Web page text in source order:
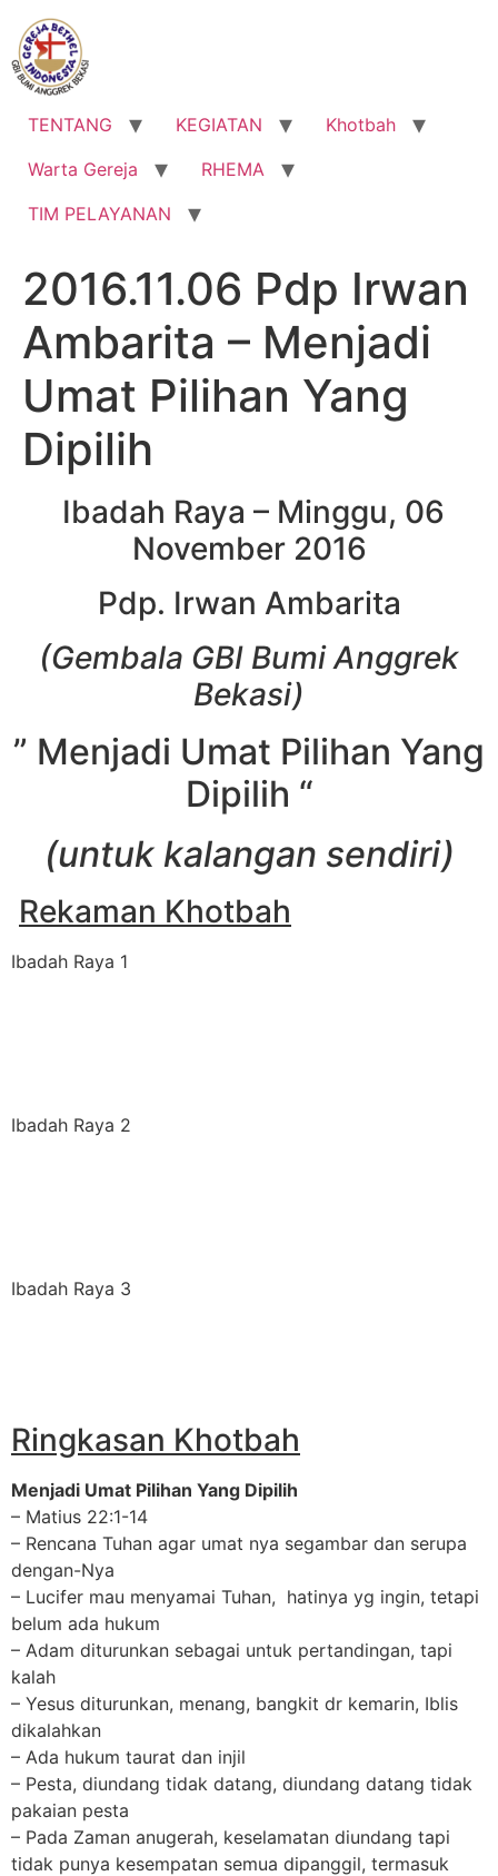
Lewati
konten
TENTANG KEGIATAN
Khotbah
Warta Gereja
RHEMA
TIM PELAYANAN
2016.11.06 Pdp Irwan
Ambarita – Menjadi
Umat Pilihan Yang
Dipilih
Ibadah Raya – Minggu, 06
November 2016
Pdp. Irwan Ambarita
(Gembala GBI Bumi Anggrek
Bekasi)
” Menjadi Umat Pilihan Yang
Dipilih “
(untuk kalangan sendiri)
Rekaman Khotbah
Ibadah Raya 1
Ibadah Raya 2
Ibadah Raya 3
Ringkasan Khotbah
Menjadi Umat Pilihan Yang Dipilih
– Matius 22:1-14
– Rencana Tuhan agar umat nya segambar dan serupa
dengan-Nya
– Lucifer mau menyamai Tuhan, hatinya yg ingin, tetapi
belum ada hukum
– Adam diturunkan sebagai untuk pertandingan, tapi
kalah
– Yesus diturunkan, menang, bangkit dr kemarin, Iblis
dikalahkan
– Ada hukum taurat dan injil
– Pesta, diundang tidak datang, diundang datang tidak
pakaian pesta
– Pada Zaman anugerah, keselamatan diundang tapi
tidak punya kesempatan semua dipanggil, termasuk